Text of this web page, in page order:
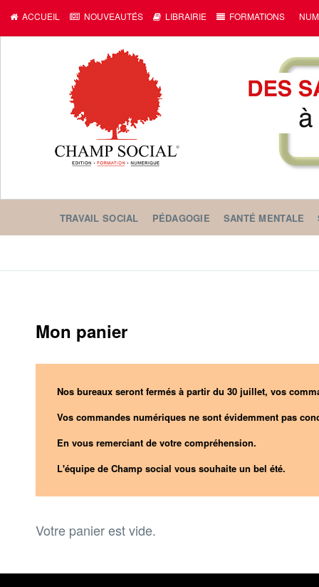
ACCUEIL NOUVEAUTÉS LIBRAIRIE FORMATIONS
TRAVAIL SOCIAL PÉDAGOGIE SANTÉ MENTALE
Mon panier
Nos bureaux seront fermés à partir du 30 juillet, vos
Vos commandes numériques ne sont évidemment pas
En vous remerciant de votre compréhension.
L'équipe de Champ social vous souhaite un bel été.
Votre panier est vide.